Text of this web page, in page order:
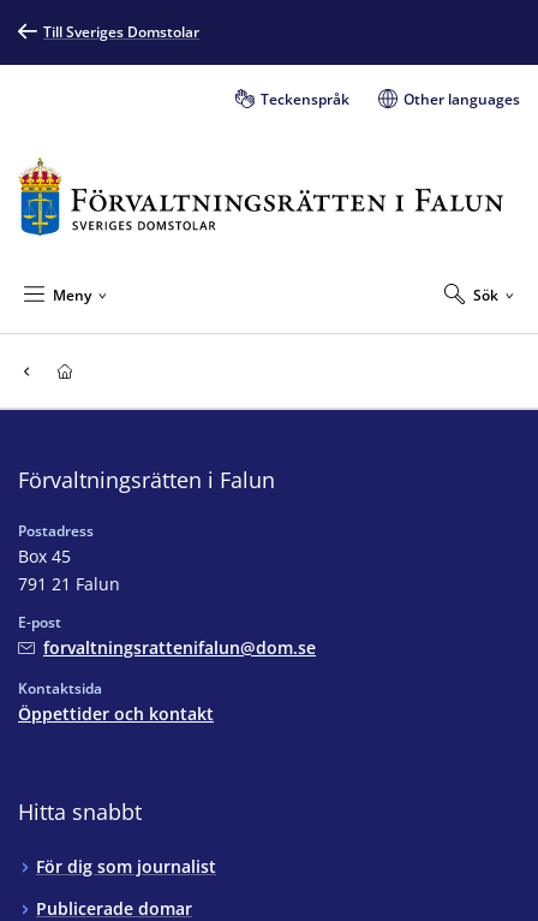
Till Sveriges Domstolar
Teckenspråk Other languages
Sök
Meny
Förvaltningsrätten i Falun
Postadress
Box 45
791 21 Falun
E-post
forvaltningsrattenifalun@dom.se
Kontaktsida
Öppettider och kontakt
Hitta snabbt
För dig som journalist
Publicerade domar